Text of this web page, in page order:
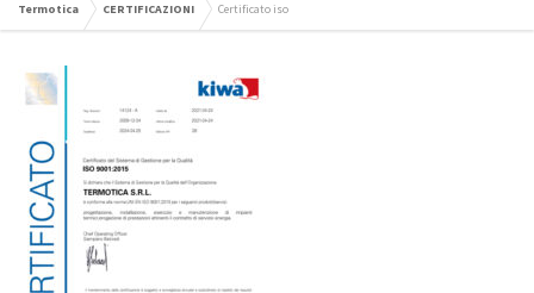
Termotica CERTIFICAZIONI Certificato iso